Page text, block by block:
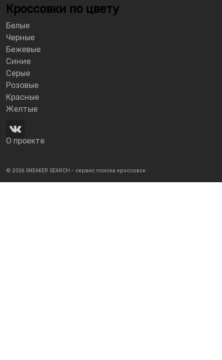
Кроссовки по цвету
Белые
Черные
Бежевые
Синие
Серые
Розовые
Красные
Желтые
О проекте
© 2026 SNEAKER SEARCH - сервис поиска кроссовок